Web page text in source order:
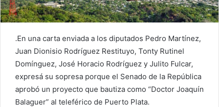
.En una carta enviada a los diputados Pedro Martínez,
Juan Dionisio Rodríguez Restituyo, Tonty Rutinel
Domínguez, José Horacio Rodríguez y Julito Fulcar,
expresá su sopresa porque el Senado de la República
aprobó un proyecto que bautiza como “Doctor Joaquín
Balaguer” al teleférico de Puerto Plata.